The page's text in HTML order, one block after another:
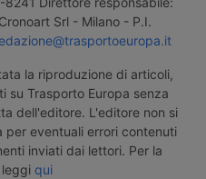
Srl - Milano - P.I.
la riproduzione di articoli,
su Trasporto Europa senza
dell'editore. L'editore non si
per eventuali errori contenuti
inviati dai lettori. Per la
qui